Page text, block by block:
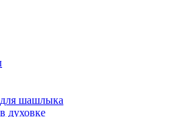
шашлыка
духовке